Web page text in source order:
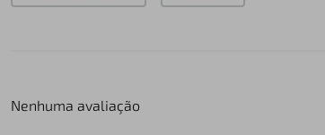
Nenhuma avaliação